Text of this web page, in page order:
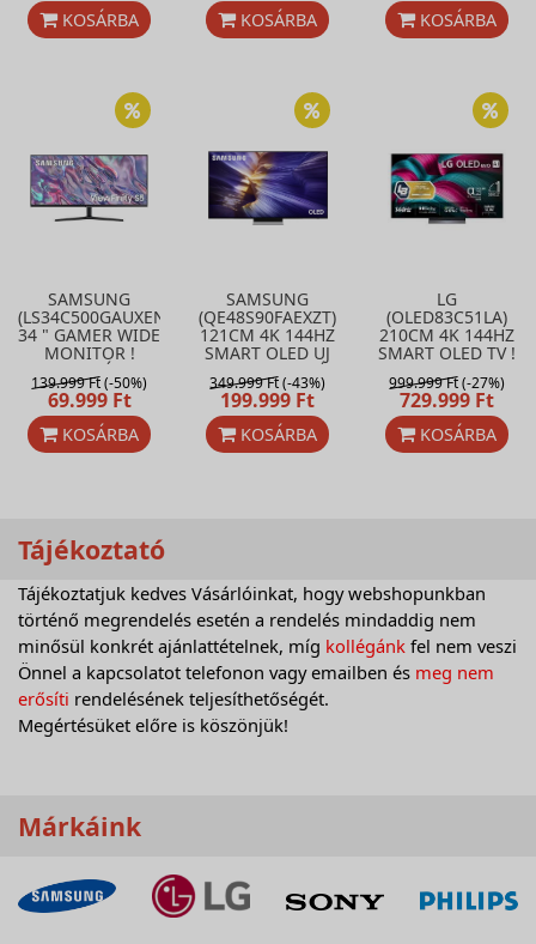
KOSÁRBA KOSÁRBA KOSÁRBA
SAMSUNG
(LS34C500GAUXEN)
34 " GAMER WIDE
MONITOR !
AKCIÓ
139.999 Ft(-50%)
69.999 Ft
KOSÁRBA
SAMSUNG
(QE48S90FAEXZT)
121CM 4K 144HZ
SMART OLED UJ
MODELL! AKCIÓ!
349.999 Ft(-43%)
199.999 Ft
KOSÁRBA
LG
(OLED83C51LA)
210CM 4K 144HZ
SMART OLED TV !
UJ MODELL!
AKCIÓ!
999.999 Ft(-27%)
729.999 Ft
KOSÁRBA
Tájékoztató
Tájékoztatjuk kedves Vásárlóinkat, hogy webshopunkban
történő megrendelés esetén a rendelés mindaddig nem
minősül konkrét ajánlattételnek, míg kollégánk fel nem veszi
Önnel a kapcsolatot telefonon vagy emailben és meg nem
erősíti rendelésének teljesíthetőségét.
Megértésüket előre is köszönjük!
Márkáink